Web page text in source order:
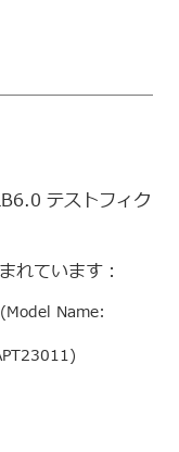
テストフィク
れています：
Name: